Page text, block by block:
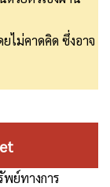
ไม่คาดคิด ซึ่งอาจ
ย์ทางการ